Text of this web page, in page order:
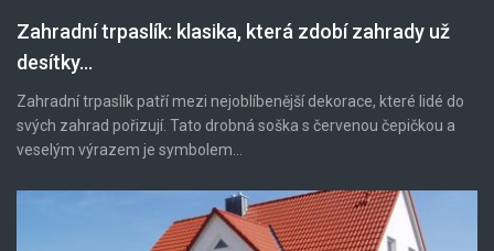
Zahradní trpaslík: klasika, která zdobí zahrady už
desítky...
Zahradní trpaslík patří mezi nejoblíbenější dekorace, které lidé do
svých zahrad pořizují. Tato drobná soška s červenou čepičkou a
veselým výrazem je symbolem...